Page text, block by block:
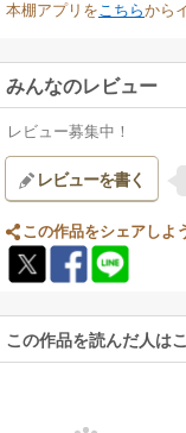
本棚アプリをこちらから
みんなのレビュー
レビュー募集中！
レビューを書く
この作品をシェアしよ
この作品を読んだ人は